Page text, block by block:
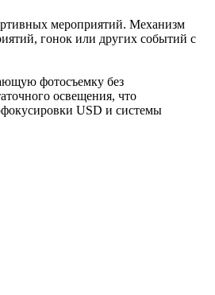
мероприятий. Механизм
гонок или других событий с
фотосъемку без
освещения, что
USD и системы